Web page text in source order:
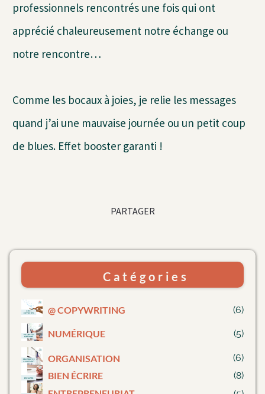
professionnels rencontrés une fois qui ont
apprécié chaleureusement notre échange ou
notre rencontre…
Comme les bocaux à joies, je relie les messages
quand j’ai une mauvaise journée ou un petit coup
de blues. Effet booster garanti !
PARTAGER
Catégories
@ COPYWRITING (6)
NUMÉRIQUE (5)
ORGANISATION
(6)
BIEN ÉCRIRE
(8)